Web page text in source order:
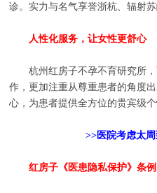
诊。实力与名气享誉浙杭、辐射苏
人性化服务，让女性更舒心
杭州红房子不孕不育研究所，
作，更加注重从尊重患者的角度
心，为患者提供全方位的贵宾级个
>>医院考虑太
红房子《医患隐私保护》条